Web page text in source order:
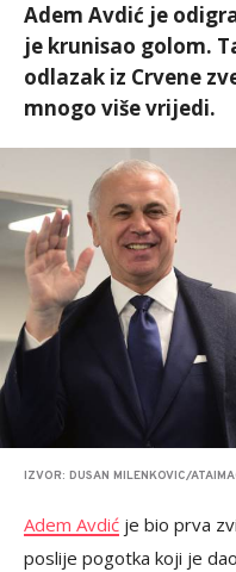
Adem Avdić je
je krunisao golom.
odlazak iz Crvene
mnogo više vrijedi.
IZVOR: DUSAN MILENKOVIC/
Adem Avdić je bio prva
poslije pogotka koji je